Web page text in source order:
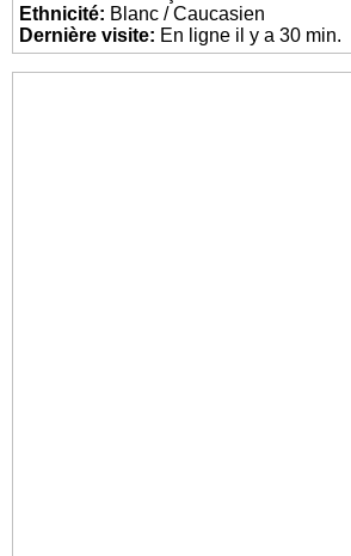
Ethnicité: Blanc / Caucasien
Dernière visite: En ligne il y a 30 min.